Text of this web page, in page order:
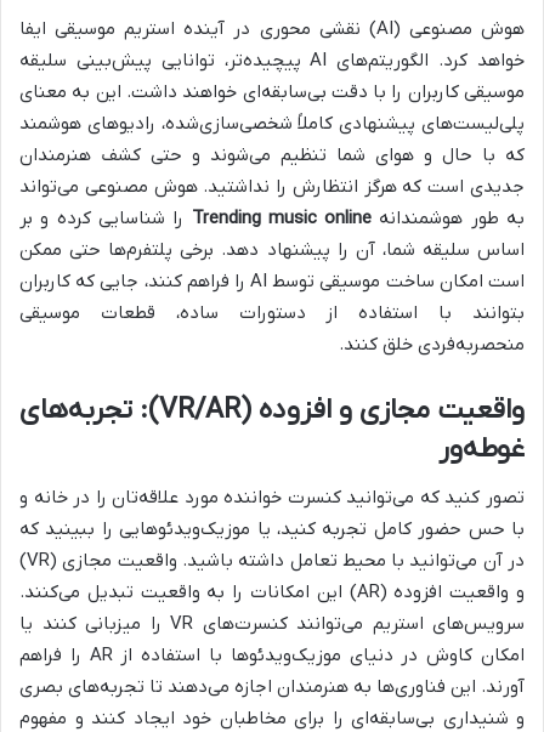
هوش مصنوعی (AI) نقشی محوری در آینده استریم موسیقی ایفا
خواهد کرد. الگوریتم‌های AI پیچیده‌تر، توانایی پیش‌بینی سلیقه
موسیقی کاربران را با دقت بی‌سابقه‌ای خواهند داشت. این به معنای
پلی‌لیست‌های پیشنهادی کاملاً شخصی‌سازی‌شده، رادیوهای هوشمند
که با حال و هوای شما تنظیم می‌شوند و حتی کشف هنرمندان
جدیدی است که هرگز انتظارش را نداشتید. هوش مصنوعی می‌تواند
به طور هوشمندانه Trending music online را شناسایی کرده و بر
اساس سلیقه شما، آن را پیشنهاد دهد. برخی پلتفرم‌ها حتی ممکن
است امکان ساخت موسیقی توسط AI را فراهم کنند، جایی که کاربران
بتوانند با استفاده از دستورات ساده، قطعات موسیقی
منحصربه‌فردی خلق کنند.
واقعیت مجازی و افزوده (VR/AR): تجربه‌های
غوطه‌ور
تصور کنید که می‌توانید کنسرت خواننده مورد علاقه‌تان را در خانه و
با حس حضور کامل تجربه کنید، یا موزیک‌ویدئوهایی را ببینید که
در آن می‌توانید با محیط تعامل داشته باشید. واقعیت مجازی (VR)
و واقعیت افزوده (AR) این امکانات را به واقعیت تبدیل می‌کنند.
سرویس‌های استریم می‌توانند کنسرت‌های VR را میزبانی کنند یا
امکان کاوش در دنیای موزیک‌ویدئوها با استفاده از AR را فراهم
آورند. این فناوری‌ها به هنرمندان اجازه می‌دهند تا تجربه‌های بصری
و شنیداری بی‌سابقه‌ای را برای مخاطبان خود ایجاد کنند و مفهوم